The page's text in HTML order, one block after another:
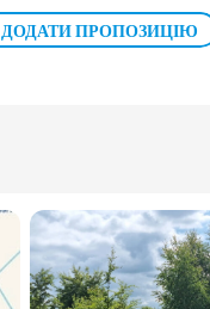
ДОДАТИ ПРОПОЗИЦІЮ